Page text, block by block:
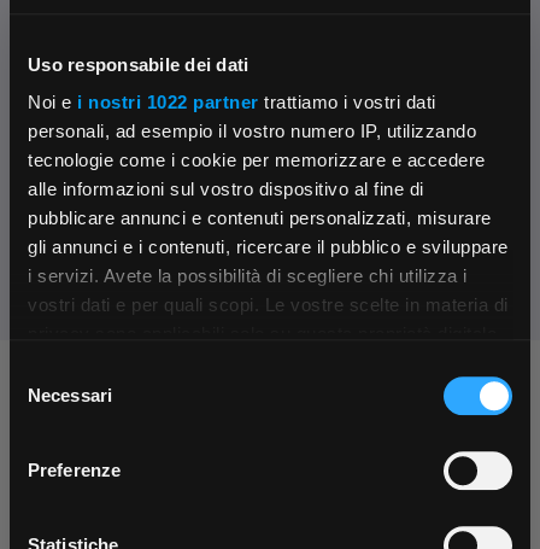
Uso responsabile dei dati
Noi e i nostri 1022 partner trattiamo i vostri dati
personali, ad esempio il vostro numero IP, utilizzando
tecnologie come i cookie per memorizzare e accedere
alle informazioni sul vostro dispositivo al fine di
pubblicare annunci e contenuti personalizzati, misurare
gli annunci e i contenuti, ricercare il pubblico e sviluppare
i servizi. Avete la possibilità di scegliere chi utilizza i
vostri dati e per quali scopi. Le vostre scelte in materia di
modificare o revocare il proprio consenso in qualsiasi
momento dalla Dichiarazione sui cookie o facendo clic
raccogliere informazioni sulla tua posizione
delNecessari
Preferenze
Statistiche
×
App Rexel Italia
tutti i servizi ovunque tu sia!
Scarica ora
Ti affiancheremo passo dopo passo
Contattaci
Parla con il customer care dedicato
Condividi:
Chiedi ai nostri tecnici